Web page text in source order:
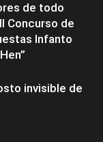
de todo
Concurso de
Infanto
invisible de